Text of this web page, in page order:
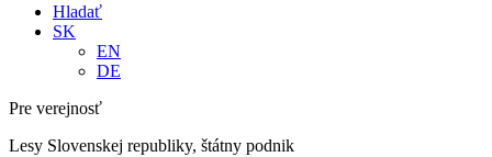
Hladať
SK
EN
DE
Pre verejnosť
Lesy Slovenskej republiky, štátny podnik